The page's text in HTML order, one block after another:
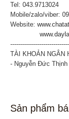
Tel: 043.9713024
Mobile/zalo/viber:
Website:
TÀI KHOẢN NGÂN
- Nguyễn Đức Thịnh
Sản phẩm